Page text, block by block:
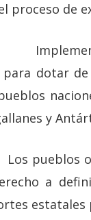
proceso de
dotar
y
a
estatales